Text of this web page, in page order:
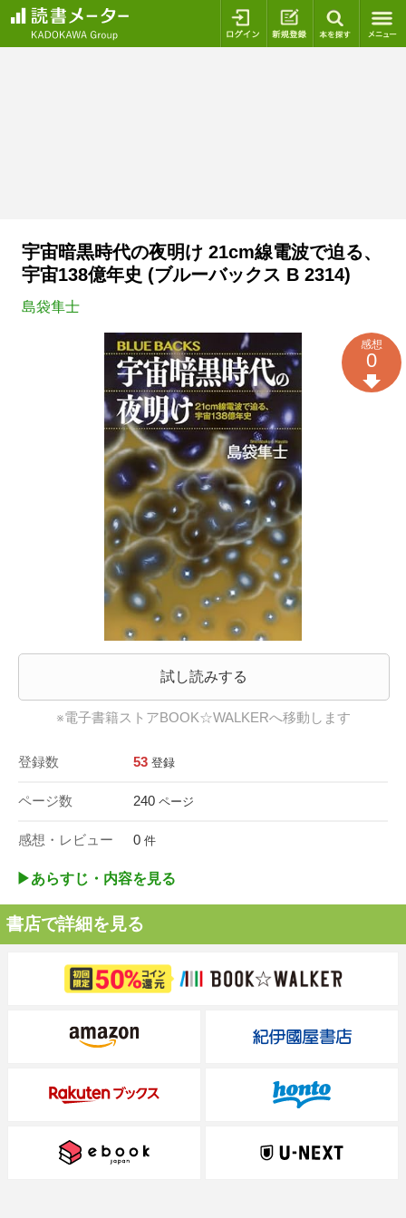
ログイン 新規登録
宇宙暗黒時代の夜明け 21cm線電波で迫る、
宇宙138億年史 (ブルーバックス B 2314)
島袋隼士
試し読みする
※電子書籍ストアBOOK☆WALKERへ移動します
登録数 53 登録
ページ数 240 ページ
感想・レビュー 0 件
感想
0
▶︎あらすじ・内容を見る
書店で詳細を見る